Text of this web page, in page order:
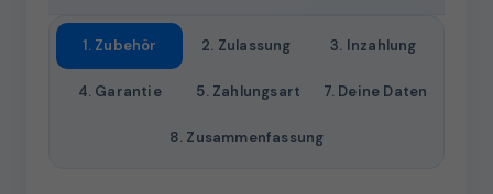
1. Zubehör 2. Zulassung 3. Inzahlung
4. Garantie 5. Zahlungsart 7. Deine Daten
8. Zusammenfassung